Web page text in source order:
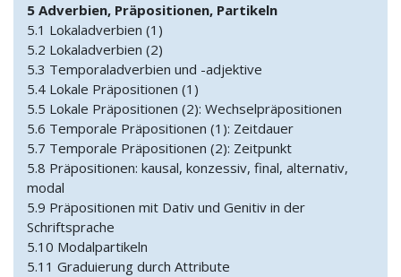
5 Adverbien, Präpositionen, Partikeln
5.1 Lokaladverbien (1)
5.2 Lokaladverbien (2)
5.3 Temporaladverbien und -adjektive
5.4 Lokale Präpositionen (1)
5.5 Lokale Präpositionen (2): Wechselpräpositionen
5.6 Temporale Präpositionen (1): Zeitdauer
5.7 Temporale Präpositionen (2): Zeitpunkt
5.8 Präpositionen: kausal, konzessiv, final, alternativ,
modal
5.9 Präpositionen mit Dativ und Genitiv in der
Schriftsprache
5.10 Modalpartikeln
5.11 Graduierung durch Attribute